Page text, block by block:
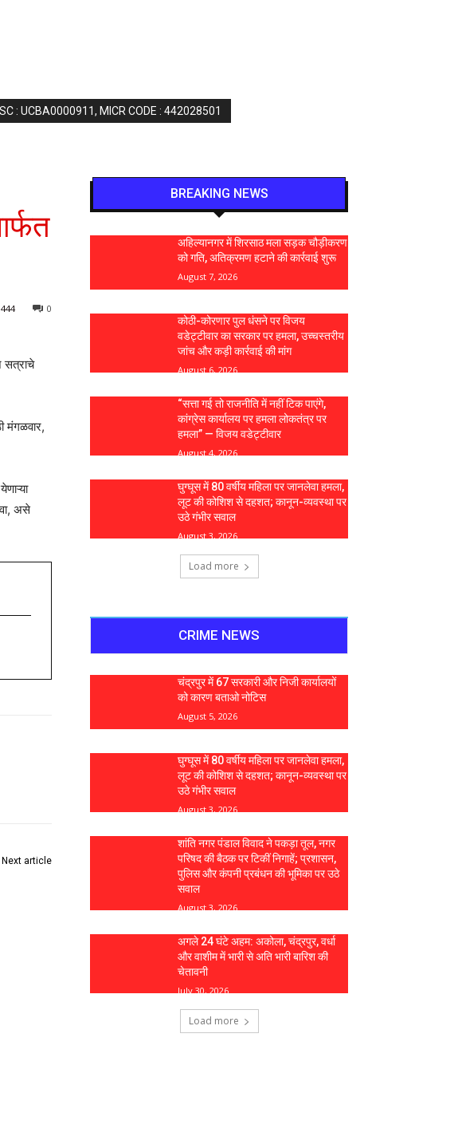
: UCBA0000911, MICR CODE : 442028501
0
444
सत्राचे
मंगळवार,
असे
Next article
BREAKING NEWS
अहिल्यानगर में शिरसाठ मला सड़क चौड़ीकरण
को गति, अतिक्रमण हटाने की कार्रवाई शुरू
August 7, 2026
कोठी-कोरणार पुल धंसने पर विजय
वडेट्टीवार का सरकार पर हमला, उच्चस्तरीय
जांच और कड़ी कार्रवाई की मांग
August 6, 2026
“सत्ता गई तो राजनीति में नहीं टिक पाएंगे,
कांग्रेस कार्यालय पर हमला लोकतंत्र पर
हमला” — विजय वडेट्टीवार
August 4, 2026
घुग्घूस में 80 वर्षीय महिला पर जानलेवा हमला,
लूट की कोशिश से दहशत; कानून-व्यवस्था पर
उठे गंभीर सवाल
August 3, 2026
Load more
CRIME NEWS
चंद्रपुर में 67 सरकारी और निजी कार्यालयों
को कारण बताओ नोटिस
August 5, 2026
घुग्घूस में 80 वर्षीय महिला पर जानलेवा हमला,
लूट की कोशिश से दहशत; कानून-व्यवस्था पर
उठे गंभीर सवाल
August 3, 2026
शांति नगर पंडाल विवाद ने पकड़ा तूल, नगर
परिषद की बैठक पर टिकीं निगाहें; प्रशासन,
पुलिस और कंपनी प्रबंधन की भूमिका पर उठे
सवाल
August 3, 2026
अगले 24 घंटे अहम: अकोला, चंद्रपुर, वर्धा
और वाशीम में भारी से अति भारी बारिश की
चेतावनी
July 30, 2026
Load more